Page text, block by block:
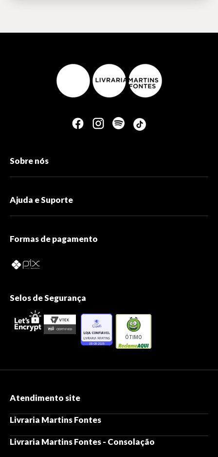
Sobre nós
Ajuda e Suporte
Formas de pagamento
Selos de Segurança
ÓTIMO
Atendimento site
Livraria Martins Fontes
Livraria Martins Fontes - Consolação